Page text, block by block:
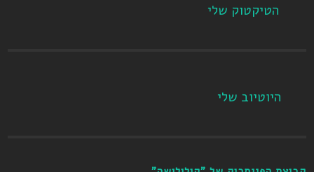
הטיקטוק שלי
היוטיוב שלי